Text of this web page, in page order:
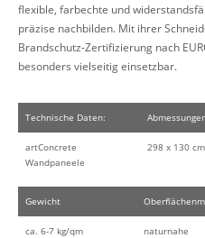
flexible, farbechte und
präzise nachbilden. Mit ihrer
Brandschutz-Zertifizierung nach
besonders vielseitig einsetzbar.
Technische Daten:
artConcrete
Wandpaneele
298 x 130 cm
Gewicht
ca. 6-7 kg/qm
naturnahe